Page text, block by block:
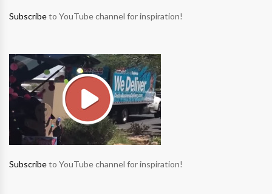
Subscribeto YouTube channel for inspiration!
Subscribeto YouTube channel for inspiration!